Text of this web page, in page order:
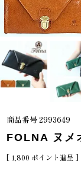
商品番号2993649
FOLNA ヌメ
[ 1,800 ポイント進呈 ]